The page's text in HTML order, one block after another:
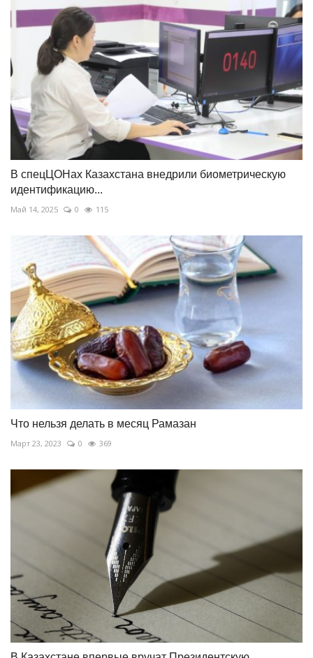
В спецЦОНах Казахстана внедрили биометрическую
идентификацию...
Май 14, 2025 0 115
Что нельзя делать в месяц Рамазан
Март 23, 2023 0 369